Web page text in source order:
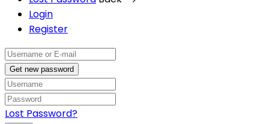
Login
Register
Get new password
Lost Password?